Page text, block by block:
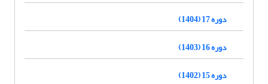
دوره 17 (1404)
دوره 16 (1403)
دوره 15 (1402)